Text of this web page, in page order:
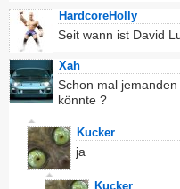
HardcoreHolly
Seit wann ist David
Xah
Schon mal
könnte ?
Kucker
ja
Kucker